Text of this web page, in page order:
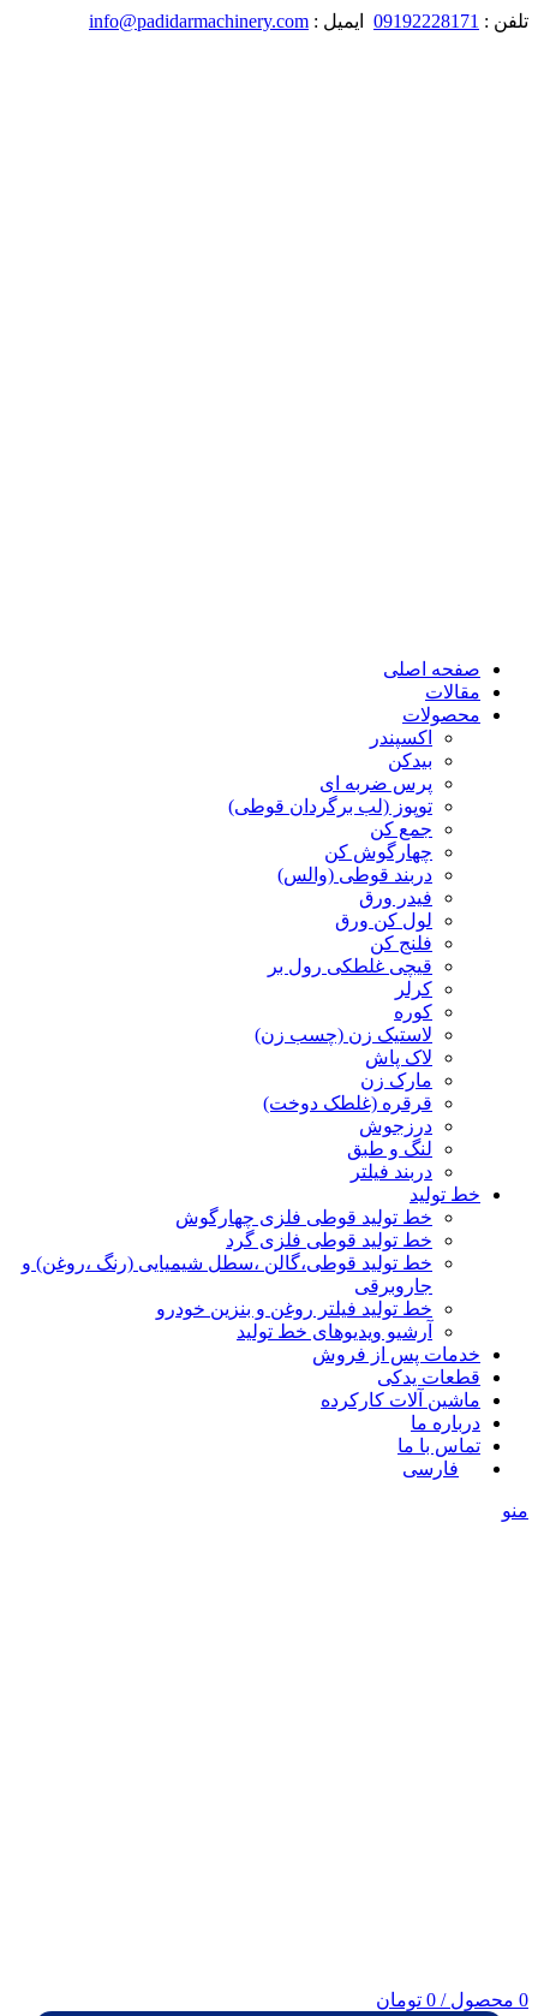
تلفن : 09192228171 ایمیل : info@padidarmachinery.com
صفحه اصلی
مقالات
محصولات
اکسپندر
بیدکن
پرس ضربه ای
توپوز (لب برگردان قوطی)
جمع کن
چهارگوش کن
دربند قوطی (والس)
فیدر ورق
لول کن ورق
فلنج کن
قیچی غلطکی رول بر
کرلر
کوره
لاستیک زن (چسب زن)
لاک پاش
مارک زن
قرقره (غلطک دوخت)
درزجوش
لنگ و طبق
دربند فیلتر
خط تولید
خط تولید قوطی فلزی چهارگوش
خط تولید قوطی فلزی گرد
خط تولید قوطی،گالن ،سطل شیمیایی (رنگ ،روغن) و
جاروبرقی
خط تولید فیلتر روغن و بنزین خودرو
آرشیو ویدیوهای خط تولید
خدمات پس از فروش
قطعات یدکی
ماشین آلات کارکرده
درباره ما
تماس با ما
فارسی
منو
0 محصول /
0 تومان